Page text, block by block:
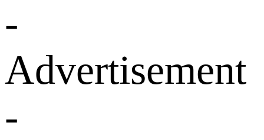
-
Advertisement
-